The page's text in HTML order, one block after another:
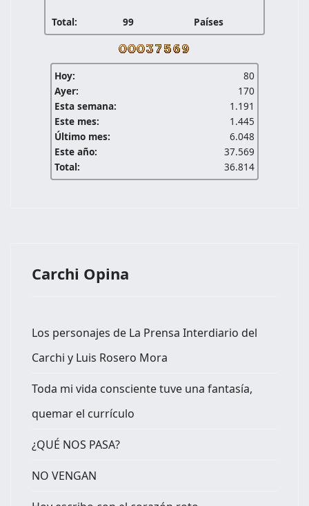
Total: 99 Países
Hoy:
80
Ayer:
170
Esta semana:
1.191
Este mes:
1.445
Último mes:
6.048
Este año:
37.569
Total:
36.814
Carchi Opina
Los personajes de La Prensa Interdiario del
Carchi y Luis Rosero Mora
Toda mi vida consciente tuve una fantasía,
quemar el currículo
¿QUÉ NOS PASA?
NO VENGAN